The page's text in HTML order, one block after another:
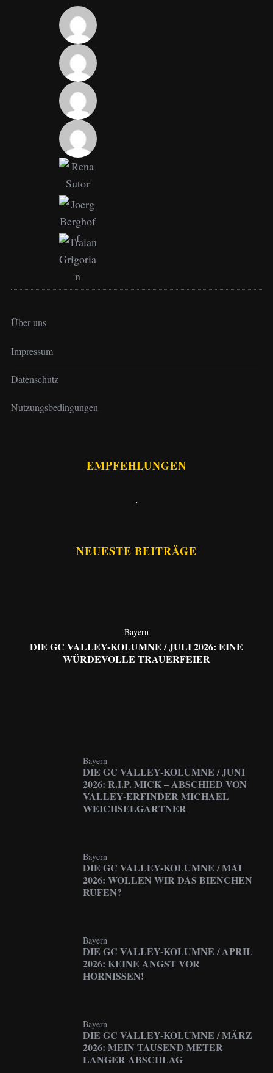
Über uns
Impressum
Datenschutz
Nutzungsbedingungen
EMPFEHLUNGEN
.
NEUESTE BEITRÄGE
Bayern
DIE GC VALLEY-KOLUMNE / JULI 2026: EINE
WÜRDEVOLLE TRAUERFEIER
Bayern
DIE GC VALLEY-KOLUMNE / JUNI
2026: R.I.P. MICK – ABSCHIED VON
VALLEY-ERFINDER MICHAEL
WEICHSELGARTNER
Bayern
DIE GC VALLEY-KOLUMNE / MAI
2026: WOLLEN WIR DAS BIENCHEN
RUFEN?
Bayern
DIE GC VALLEY-KOLUMNE / APRIL
2026: KEINE ANGST VOR
HORNISSEN!
Bayern
DIE GC VALLEY-KOLUMNE / MÄRZ
2026: MEIN TAUSEND METER
LANGER ABSCHLAG